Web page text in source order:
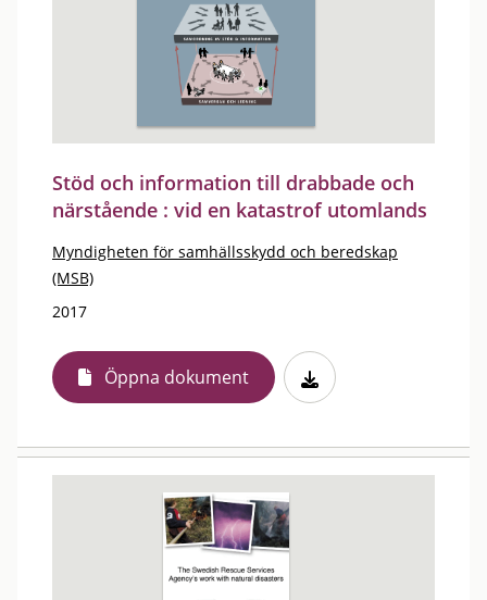
Stöd och information till drabbade och
närstående : vid en katastrof utomlands
Myndigheten för samhällsskydd och beredskap
(MSB)
2017
Öppna dokument